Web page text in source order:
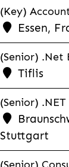
(Key)
Essen,
(Senior) .Net
Tiflis
(Senior)
Stuttgart